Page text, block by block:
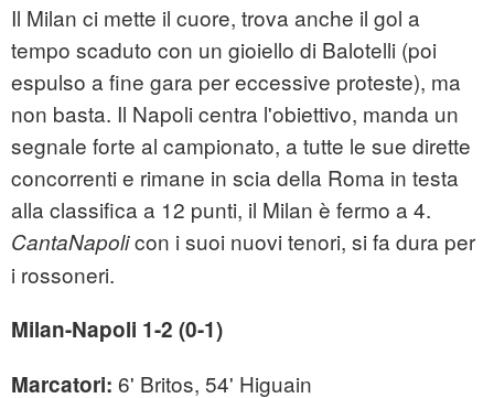
Il Milan ci mette il cuore, trova anche il gol a
tempo scaduto con un gioiello di Balotelli (poi
espulso a fine gara per eccessive proteste), ma
non basta. Il Napoli centra l'obiettivo, manda un
segnale forte al campionato, a tutte le sue dirette
concorrenti e rimane in scia della Roma in testa
alla classifica a 12 punti, il Milan è fermo a 4.
CantaNapolicon i suoi nuovi tenori, si fa dura per
i rossoneri.
Milan-Napoli 1-2 (0-1)
Marcatori: 6' Britos, 54' Higuain